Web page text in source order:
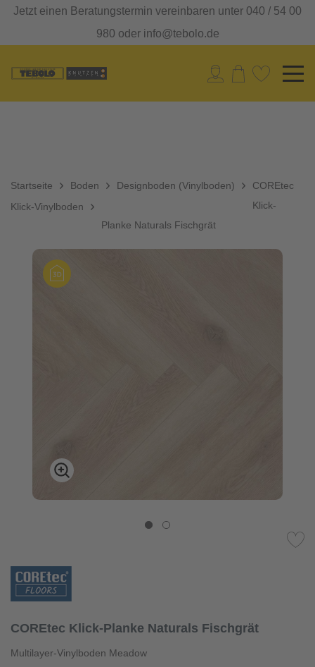
Jetzt einen Beratungstermin vereinbaren unter 040 / 54 00
980 oder info@tebolo.de
Startseite Boden
Designboden (Vinylboden)
Klick-Vinylboden
COREtec
Klick-
Planke Naturals Fischgrät
COREtec Klick-Planke Naturals Fischgrät
Multilayer-Vinylboden Meadow